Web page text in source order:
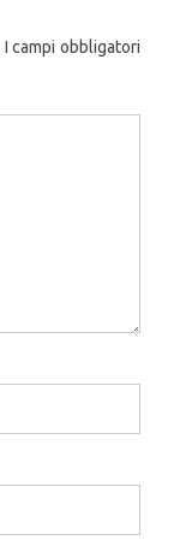
I campi obbligatori